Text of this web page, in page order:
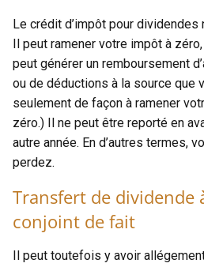
Le crédit d’impôt pour dividendes
Il peut ramener votre impôt à
peut générer un remboursement
ou de déductions à la source que
seulement de façon à ramener
zéro.) Il ne peut être reporté en
autre année. En d’autres termes,
perdez.
Transfert de dividende
conjoint de fait
Il peut toutefois y avoir